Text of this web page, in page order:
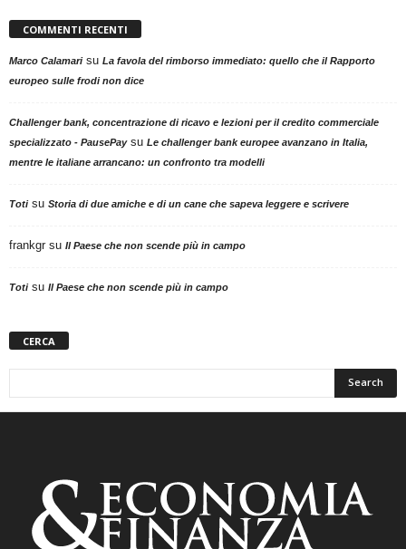
COMMENTI RECENTI
Marco Calamarisu La favola del rimborso immediato: quello che il Rapporto
europeo sulle frodi non dice
Challenger bank, concentrazione di ricavo e lezioni per il credito commerciale
specializzato - PausePaysu Le challenger bank europee avanzano in Italia,
mentre le italiane arrancano: un confronto tra modelli
Totisu Storia di due amiche e di un cane che sapeva leggere e scrivere
frankgr su Il Paese che non scende più in campo
Totisu Il Paese che non scende più in campo
CERCA